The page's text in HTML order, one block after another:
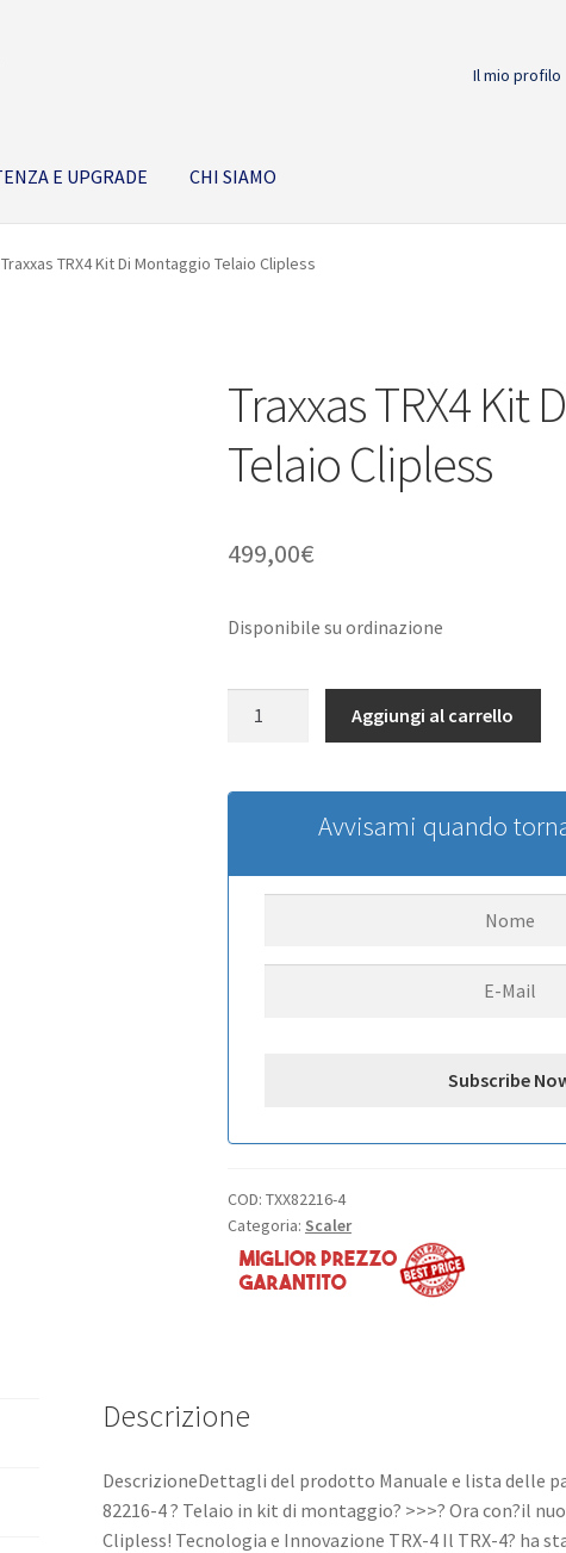
Il mio profilo
E UPGRADE CHI SIAMO
Traxxas TRX4 Kit Di Montaggio Telaio Clipless
Traxxas TRX4 Kit
Telaio Clipless
499,00€
Disponibile su ordinazione
Di
Clipless
Aggiungi al carrello
Avvisami quando
COD: TXX82216-4
Categoria: Scaler
Descrizione
DescrizioneDettagli del prodotto Manuale e lista delle
82216-4 ? Telaio in kit di montaggio? >>>? Ora con?il
Clipless! Tecnologia e Innovazione TRX-4 Il TRX-4? ha